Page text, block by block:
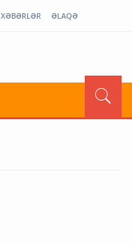
XƏBƏRLƏR ƏLAQƏ